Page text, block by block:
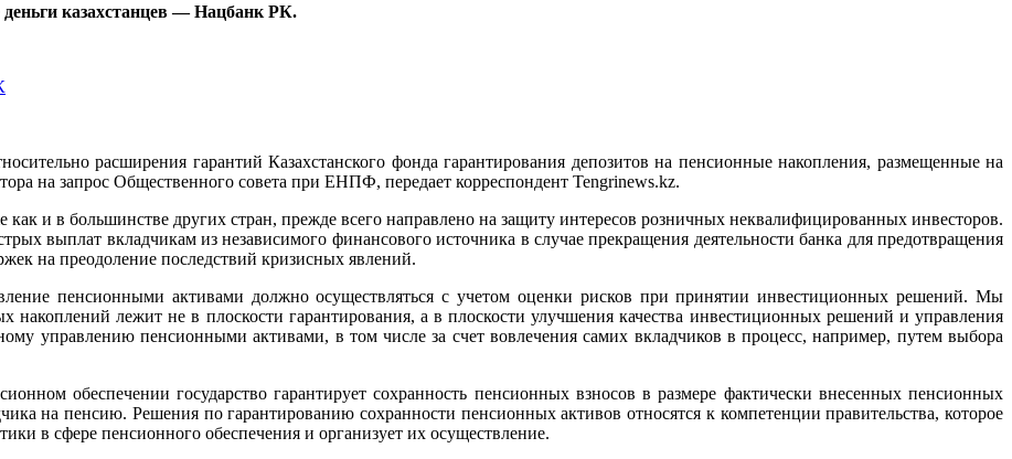
деньги казахстанцев — Нацбанк РК.
расширения гарантий Казахстанского фонда гарантирования депозитов на пенсионные накопления, размещенные на
на запрос Общественного совета при ЕНПФ, передает корреспондент Tengrinews.kz.
как и в большинстве других стран, прежде всего направлено на защиту интересов розничных неквалифицированных инвесторов.
выплат вкладчикам из независимого финансового источника в случае прекращения деятельности банка для предотвращения
на преодоление последствий кризисных явлений.
пенсионными активами должно осуществляться с учетом оценки рисков при принятии инвестиционных решений. Мы
накоплений лежит не в плоскости гарантирования, а в плоскости улучшения качества инвестиционных решений и управления
управлению пенсионными активами, в том числе за счет вовлечения самих вкладчиков в процесс, например, путем выбора
обеспечении государство гарантирует сохранность пенсионных взносов в размере фактически внесенных пенсионных
на пенсию. Решения по гарантированию сохранности пенсионных активов относятся к компетенции правительства, которое
в сфере пенсионного обеспечения и организует их осуществление.